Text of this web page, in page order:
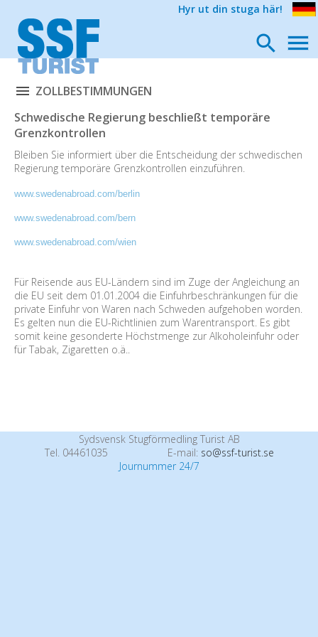
Hyr ut din stuga här!
ZOLLBESTIMMUNGEN
Schwedische Regierung beschließt temporäre
Grenzkontrollen
Bleiben Sie informiert über die Entscheidung der schwedischen
Regierung temporäre Grenzkontrollen einzuführen.
www.swedenabroad.com/berlin
www.swedenabroad.com/bern
www.swedenabroad.com/wien
Für Reisende aus EU-Ländern sind im Zuge der Angleichung an
die EU seit dem 01.01.2004 die Einfuhrbeschränkungen für die
private Einfuhr von Waren nach Schweden aufgehoben worden.
Es gelten nun die EU-Richtlinien zum Warentransport. Es gibt
somit keine gesonderte Höchstmenge zur Alkoholeinfuhr oder
für Tabak, Zigaretten o.ä..
Sydsvensk Stugförmedling Turist AB
Tel. 04461035
E-mail: so@ssf-turist.se
Journummer 24/7